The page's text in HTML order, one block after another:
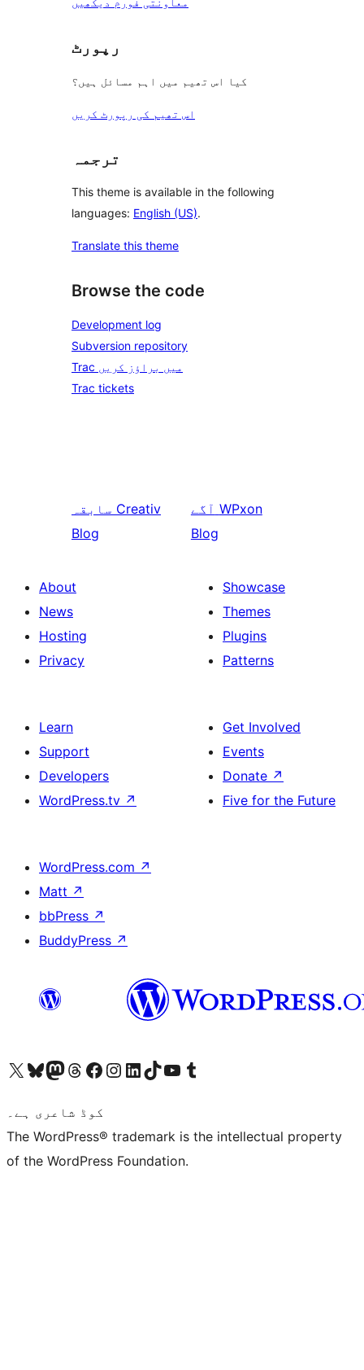
رپورٹ
کیا اس تھیم میں اہم مسائل ہیں؟
اس تھیم کی رپورٹ کریں
ترجمہ
This theme is available in the following
languages: English (US).
Translate this theme
Browse the code
Development log
Subversion repository
Trac میں براؤز کریں
Trac tickets
سابقہ Creativ
Blog
آگے WPxon
Blog
About
News
Hosting
Privacy
Showcase
Themes
Plugins
Patterns
Learn
Support
Developers
WordPress.tv ↗
Get Involved
Events
Donate ↗
Five for the Future
WordPress.com ↗
Matt ↗
bbPress ↗
BuddyPress ↗
Visit our X (formerly Twitter) account
ہمارے بلیواسکائی اکاؤنٹ پر جائیں
Visit our Mastodon account
ہمارے ٹھریڈز اکاؤنٹ پر جائیں
Visit our Facebook page
Visit our Instagram account
Visit our LinkedIn account
ہمارے ٹک ٹاک اکاؤنٹ پر جائیں
Visit our YouTube channel
ہمارے ٹمبلر اکاؤنٹ پر جائیں
کوڈ شاعری ہے۔
The WordPress® trademark is the intellectual property
of the WordPress Foundation.